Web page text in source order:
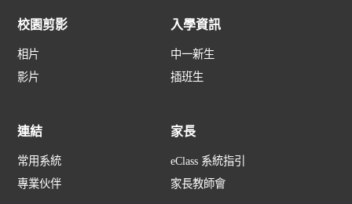
校園剪影
相片
影片
入學資訊
中一新生
插班生
連結
常用系統
專業伙伴
家長
eClass 系統指引
家長教師會